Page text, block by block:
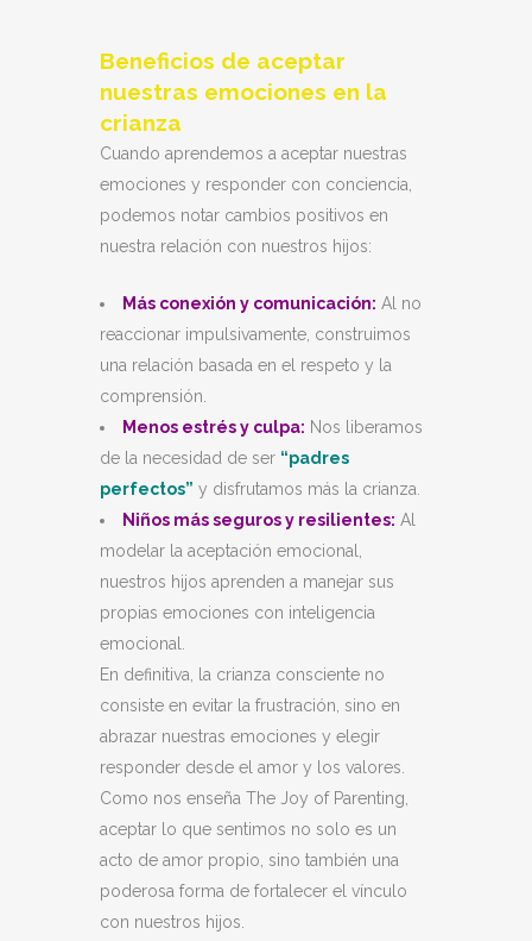
Beneficios de aceptar
nuestras emociones en la
crianza
Cuando aprendemos a aceptar nuestras
emociones y responder con conciencia,
podemos notar cambios positivos en
nuestra relación con nuestros hijos:
Más conexión y comunicación: Al no
reaccionar impulsivamente, construimos
una relación basada en el respeto y la
comprensión.
Menos estrés y culpa: Nos liberamos
de la necesidad de ser “padres
perfectos” y disfrutamos más la crianza.
Niños más seguros y resilientes: Al
modelar la aceptación emocional,
nuestros hijos aprenden a manejar sus
propias emociones con inteligencia
emocional.
En definitiva, la crianza consciente no
consiste en evitar la frustración, sino en
abrazar nuestras emociones y elegir
responder desde el amor y los valores.
Como nos enseña The Joy of Parenting,
aceptar lo que sentimos no solo es un
acto de amor propio, sino también una
poderosa forma de fortalecer el vínculo
con nuestros hijos.